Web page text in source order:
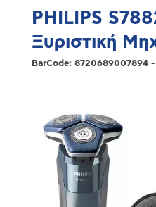
PHILIPS
Ξυριστική
BarCode: 8720689007894 -